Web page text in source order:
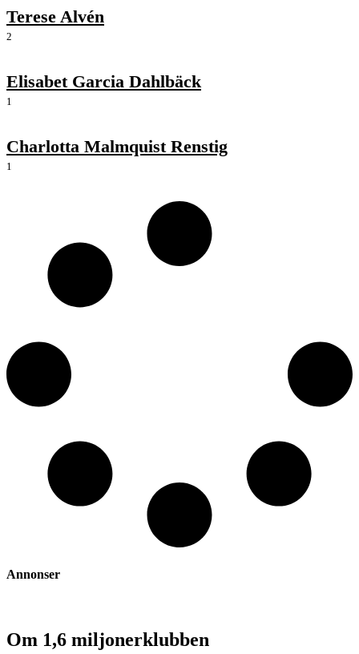
Terese Alvén
2
Elisabet Garcia Dahlbäck
1
Charlotta Malmquist Renstig
1
Annonser
Om 1,6 miljonerklubben